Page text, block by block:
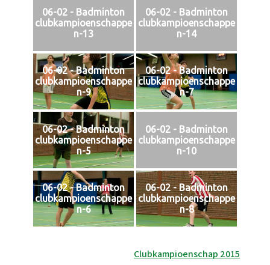
06-02 - Badminton
clubkampioenschappe
n-13
06-02 - Badminton
clubkampioenschappe
n-14
06-02 - Badminton
clubkampioenschappe
n-9
06-02 - Badminton
clubkampioenschappe
n-7
06-02 - Badminton
clubkampioenschappe
n-5
06-02 - Badminton
clubkampioenschappe
n-10
06-02 - Badminton
clubkampioenschappe
n-6
06-02 - Badminton
clubkampioenschappe
n-8
Clubkampioenschap 2015